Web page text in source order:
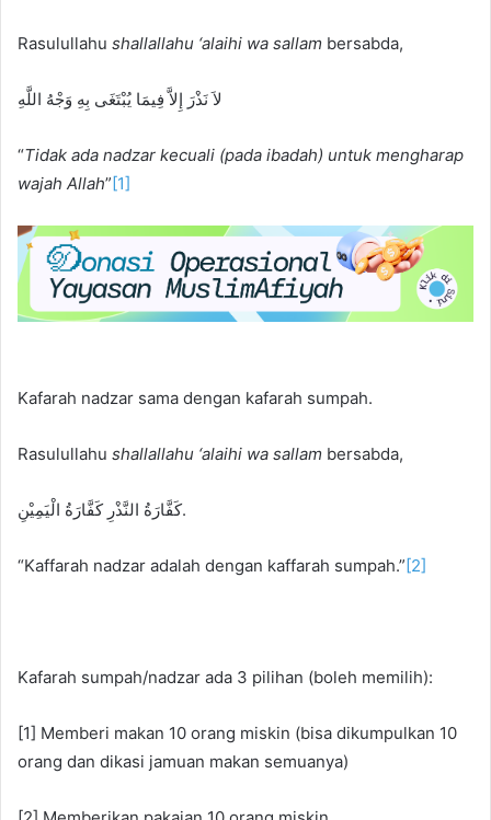
Rasulullahu shallallahu ‘alaihi wa sallam bersabda,
لاَ نَذْرَ إِلاَّ فِيمَا يُبْتَغَى بِهِ وَجْهُ اللَّهِ
“Tidak ada nadzar kecuali (pada ibadah) untuk mengharap
wajah Allah”[1]
Kafarah nadzar sama dengan kafarah sumpah.
Rasulullahu shallallahu ‘alaihi wa sallam bersabda,
كَفَّارَةُ النَّذْرِ كَفَّارَةُ الْيَمِيْنِ.
“Kaffarah nadzar adalah dengan kaffarah sumpah.” [2]
Kafarah sumpah/nadzar ada 3 pilihan (boleh memilih):
[1] Memberi makan 10 orang miskin (bisa dikumpulkan 10
orang dan dikasi jamuan makan semuanya)